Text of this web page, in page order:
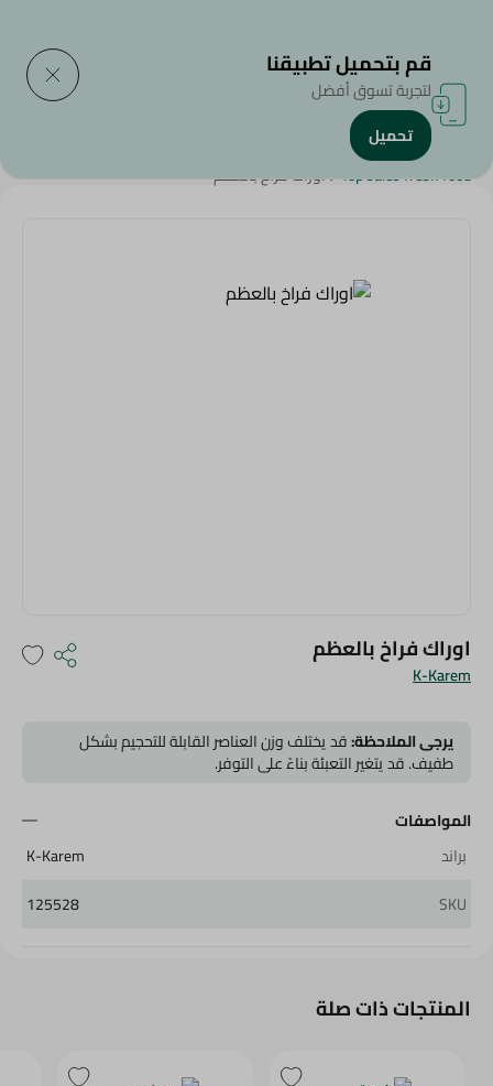
الرئيسية/الدجاج/
Top sales fresh food
/اوراك فراخ بالعظم
K-Karem
اوراك فراخ بالعظم
يرجى الملاحظة:قد يختلف وزن العناصر القابلة للتحجيم بشكل
طفيف. قد يتغير التعبئة بناءً على التوفر.
المواصفات
براند
K-Karem
SKU
125528
المنتجات ذات صلة
قم بتحميل تطبيقنا
لتجربة تسوق أفضل
تحميل